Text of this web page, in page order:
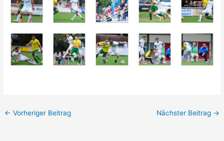
← Vorheriger Beitrag Nächster Beitrag →